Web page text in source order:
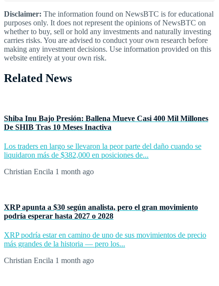
Disclaimer: The information found on NewsBTC is for educational
purposes only. It does not represent the opinions of NewsBTC on
whether to buy, sell or hold any investments and naturally investing
carries risks. You are advised to conduct your own research before
making any investment decisions. Use information provided on this
website entirely at your own risk.
Related News
Shiba Inu Bajo Presión: Ballena Mueve Casi 400 Mil Millones
De SHIB Tras 10 Meses Inactiva
Los traders en largo se llevaron la peor parte del daño cuando se
liquidaron más de $382,000 en posiciones de...
Christian Encila 1 month ago
XRP apunta a $30 según analista, pero el gran movimiento
podría esperar hasta 2027 o 2028
XRP podría estar en camino de uno de sus movimientos de precio
más grandes de la historia — pero los...
Christian Encila 1 month ago